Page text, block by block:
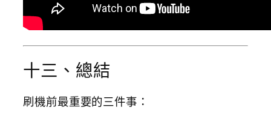
十三、總結
刷機前最重要的三件事：